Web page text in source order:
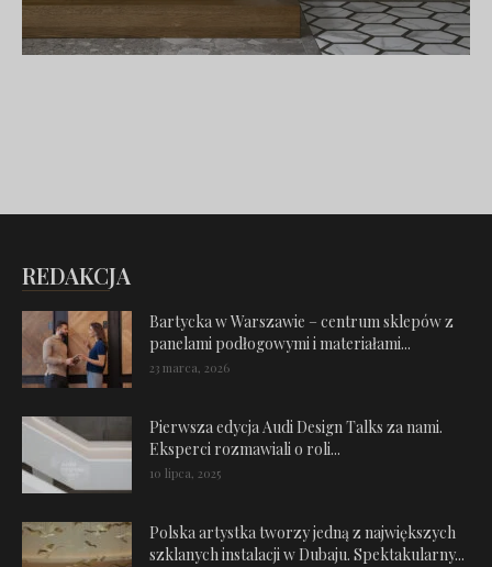
REDAKCJA
Bartycka w Warszawie – centrum sklepów z
panelami podłogowymi i materiałami...
23 marca, 2026
Pierwsza edycja Audi Design Talks za nami.
Eksperci rozmawiali o roli...
10 lipca, 2025
Polska artystka tworzy jedną z największych
szklanych instalacji w Dubaju. Spektakularny...